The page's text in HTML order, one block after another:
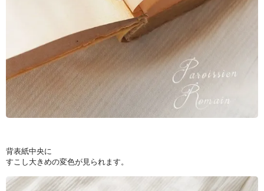
背表紙中央に
すこし大きめの変色が見られます。